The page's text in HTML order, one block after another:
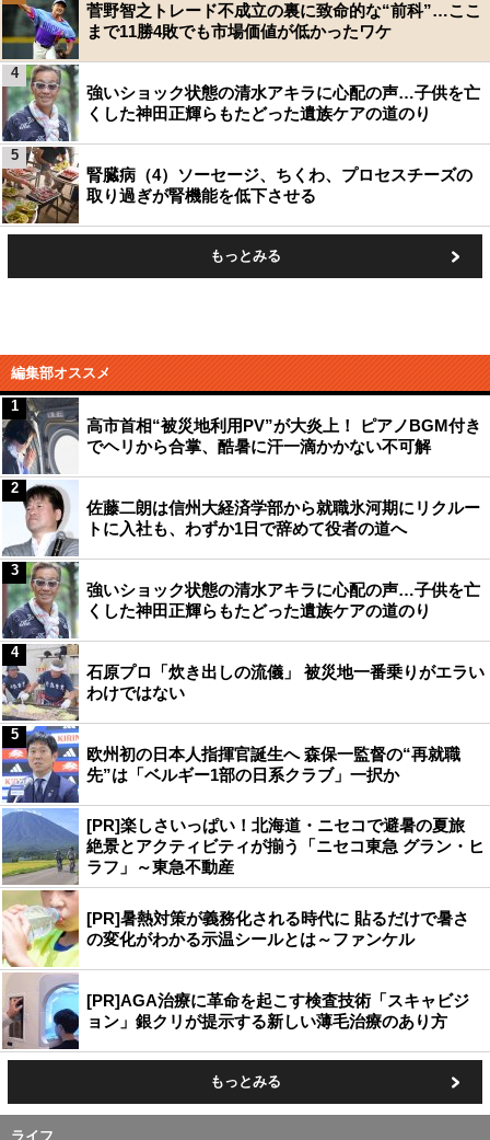
菅野智之トレード不成立の裏に致命的な“前科”…ここ
まで11勝4敗でも市場価値が低かったワケ
強いショック状態の清水アキラに心配の声…子供を亡
くした神田正輝らもたどった遺族ケアの道のり
4
腎臓病（4）ソーセージ、ちくわ、プロセスチーズの
取り過ぎが腎機能を低下させる
5
もっとみる
編集部オススメ
高市首相“被災地利用PV”が大炎上！ ピアノBGM付き
でヘリから合掌、酷暑に汗一滴かかない不可解
1
佐藤二朗は信州大経済学部から就職氷河期にリクルー
トに入社も、わずか1日で辞めて役者の道へ
2
強いショック状態の清水アキラに心配の声…子供を亡
くした神田正輝らもたどった遺族ケアの道のり
3
石原プロ「炊き出しの流儀」 被災地一番乗りがエラい
わけではない
4
欧州初の日本人指揮官誕生へ 森保一監督の“再就職
先”は「ベルギー1部の日系クラブ」一択か
5
[PR]楽しさいっぱい！北海道・ニセコで避暑の夏旅
絶景とアクティビティが揃う「ニセコ東急 グラン・ヒ
ラフ」～東急不動産
[PR]暑熱対策が義務化される時代に 貼るだけで暑さ
の変化がわかる示温シールとは～ファンケル
[PR]AGA治療に革命を起こす検査技術「スキャビジ
ョン」銀クリが提示する新しい薄毛治療のあり方
もっとみる
ライフ